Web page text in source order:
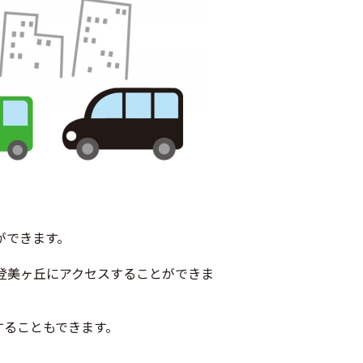
きます。
ヶ丘にアクセスすることができま
こともできます。